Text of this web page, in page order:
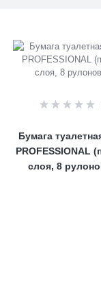
Бумага
PROFESSIONAL
слоя, 8